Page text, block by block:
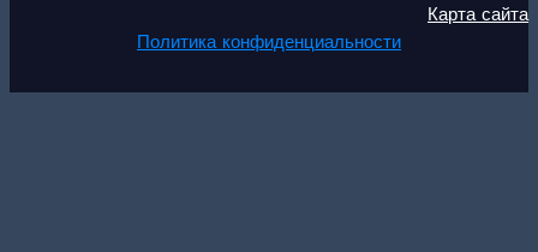
Карта сайта
Политика конфиденциальности